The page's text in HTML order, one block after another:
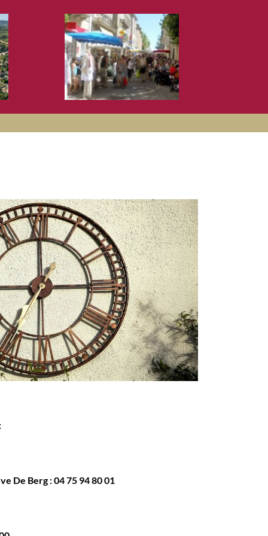
De Berg :04 75 94 80 01